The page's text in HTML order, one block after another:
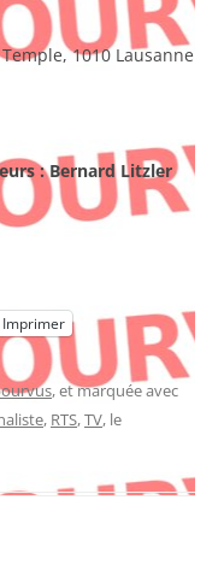
1010 Lausanne
: Bernard Litzler
Imprimer
, et marquée avec
, RTS,TV, le